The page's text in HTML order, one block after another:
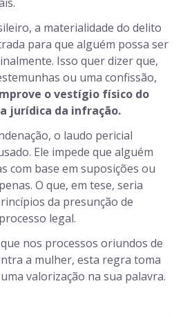
a materialidade do delito
para que alguém possa ser
Isso quer dizer que,
ou uma confissão,
o vestígio físico do
jurídica da infração.
o laudo pericial
Ele impede que alguém
com base em suposições ou
O que, em tese, seria
da presunção de
legal.
nos processos oriundos de
a mulher, esta regra toma
valorização na sua palavra.